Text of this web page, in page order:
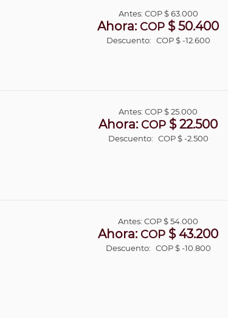
Antes: COP$ 63.000
Ahora: COP $ 50.400
Descuento: COP $ -12.600
Antes:COP$ 25.000
Ahora: COP $ 22.500
Descuento: COP $ -2.500
Antes:COP$ 54.000
Ahora: COP $ 43.200
Descuento: COP $ -10.800